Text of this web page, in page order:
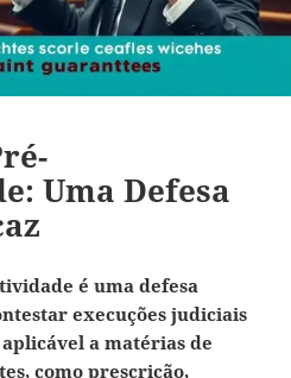
Uma Defesa
é uma defesa
execuções judiciais
a matérias de
como prescrição,